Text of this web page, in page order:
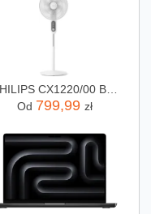
PHILIPS CX1220/00 Biały
Od 799,99 zł